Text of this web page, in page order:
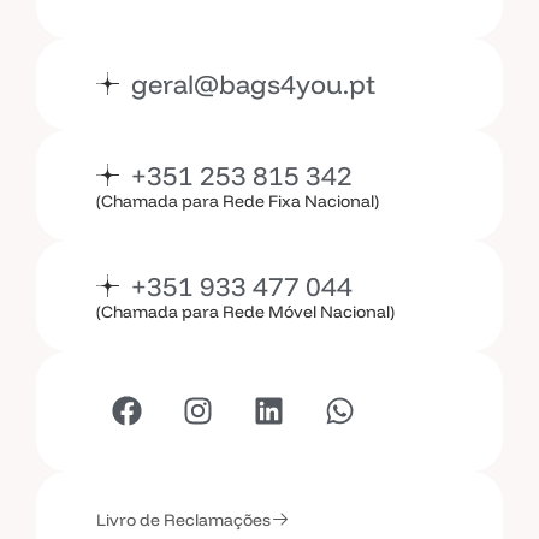
geral@bags4you.pt
+351 253 815 342
(Chamada para Rede Fixa Nacional)
+351 933 477 044
(Chamada para Rede Móvel Nacional)
Livro de Reclamações